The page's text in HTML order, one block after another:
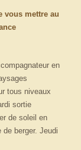
vous mettre au
en
tous niveaux
sortie
de soleil en
berger. Jeudi